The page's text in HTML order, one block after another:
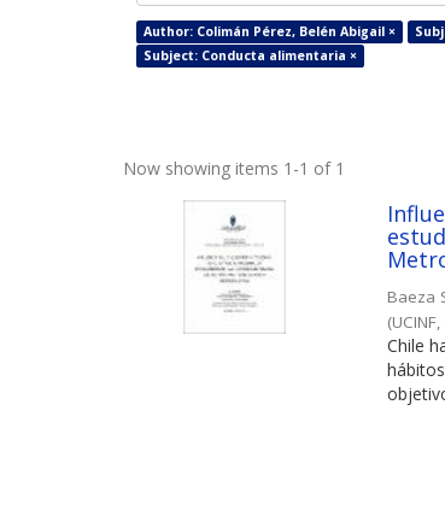
Author: Colimán Pérez, Belén Abigail ×
Subject: Conducta alimentaria ×
Now showing items 1-1 of 1
Baeza
(UCINF
Chile